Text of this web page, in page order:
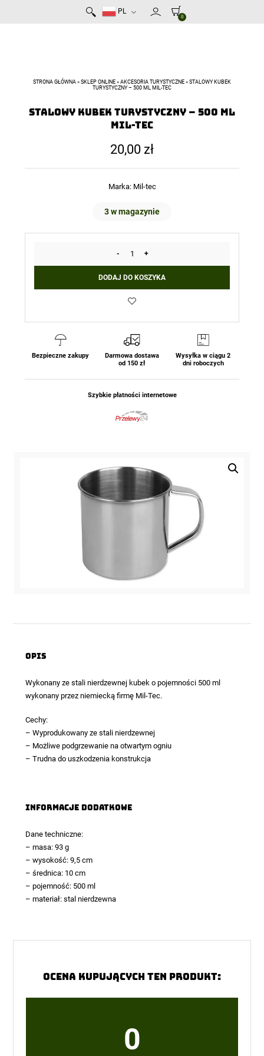
PL
0
STRONA GŁÓWNA » SKLEP ONLINE » AKCESORIA TURYSTYCZNE » STALOWY KUBEK
TURYSTYCZNY – 500 ML MIL-TEC
Stalowy kubek turystyczny – 500 ml
Mil-Tec
20,00 zł
Marka: Mil-tec
3 w magazynie
-
ilość
kubek
-
Mil-
Tec
+
DODAJ DO KOSZYKA
Bezpieczne zakupy
Darmowa dostawa
od 150 zł
Wysyłka w ciągu 2
dni roboczych
Szybkie płatności internetowe
Opis
Wykonany ze stali nierdzewnej kubek o pojemności 500 ml
wykonany przez niemiecką firmę Mil-Tec.
Cechy:
– Wyprodukowany ze stali nierdzewnej
– Możliwe podgrzewanie na otwartym ogniu
– Trudna do uszkodzenia konstrukcja
Informacje dodatkowe
Dane techniczne:
– masa: 93 g
– wysokość: 9,5 cm
– średnica: 10 cm
– pojemność: 500 ml
– materiał: stal nierdzewna
Ocena kupujących ten produkt:
0